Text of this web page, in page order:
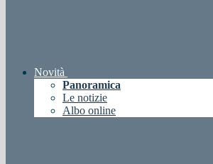
Novità
Panoramica
Le notizie
Albo online